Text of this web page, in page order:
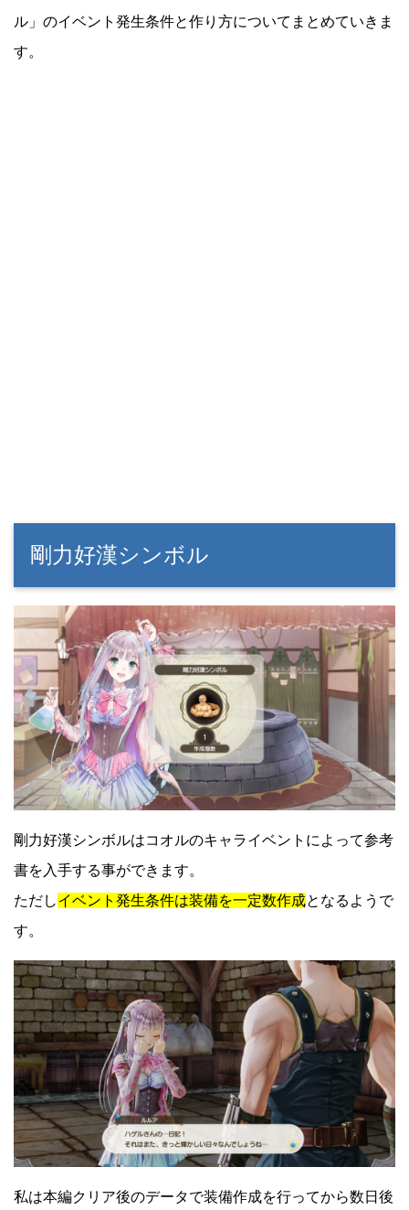
ル」のイベント発生条件と作り方についてまとめていきま
す。
剛力好漢シンボル
剛力好漢シンボルはコオルのキャライベントによって参考
書を入手する事ができます。
ただしイベント発生条件は装備を一定数作成となるようで
す。
私は本編クリア後のデータで装備作成を行ってから数日後